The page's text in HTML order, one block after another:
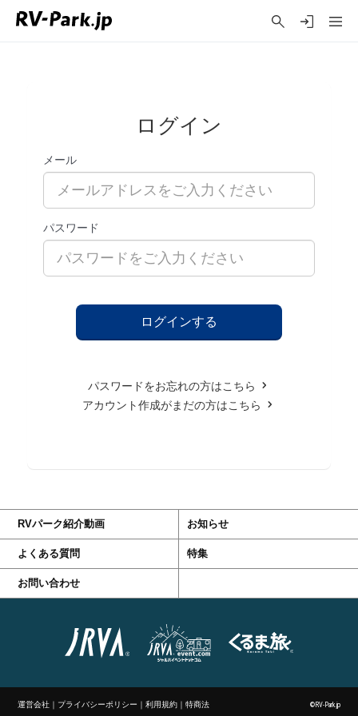
ログイン
メール
パスワード
パスワードをお忘れの方はこちら
アカウント作成がまだの方はこちら
RVパーク紹介動画 お知らせ
よくある質問 特集
お問い合わせ
運営会社 ｜ プライバシーポリシー ｜利用規約 ｜特商法 ©RV-Park.jp